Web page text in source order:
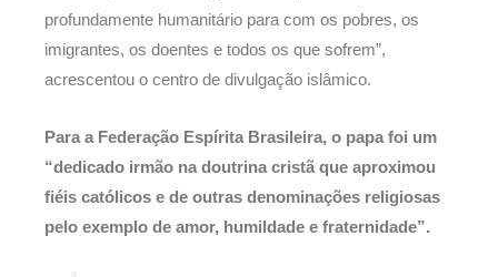
profundamente humanitário para com os pobres, os
imigrantes, os doentes e todos os que sofrem”,
acrescentou o centro de divulgação islâmico.
Para a Federação Espírita Brasileira, o papa foi um
“dedicado irmão na doutrina cristã que aproximou
fiéis católicos e de outras denominações religiosas
pelo exemplo de amor, humildade e fraternidade”.